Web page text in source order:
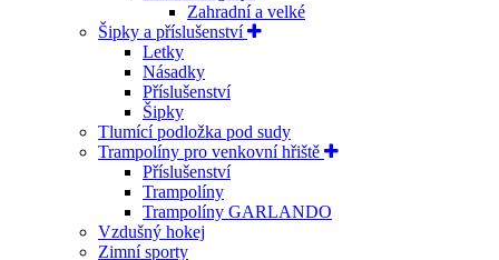
Zahradní a velké
Šipky a příslušenství
Letky
Násadky
Příslušenství
Šipky
Tlumící podložka pod sudy
Trampolíny pro venkovní hřiště
Příslušenství
Trampolíny
Trampolíny GARLANDO
Vzdušný hokej
Zimní sporty